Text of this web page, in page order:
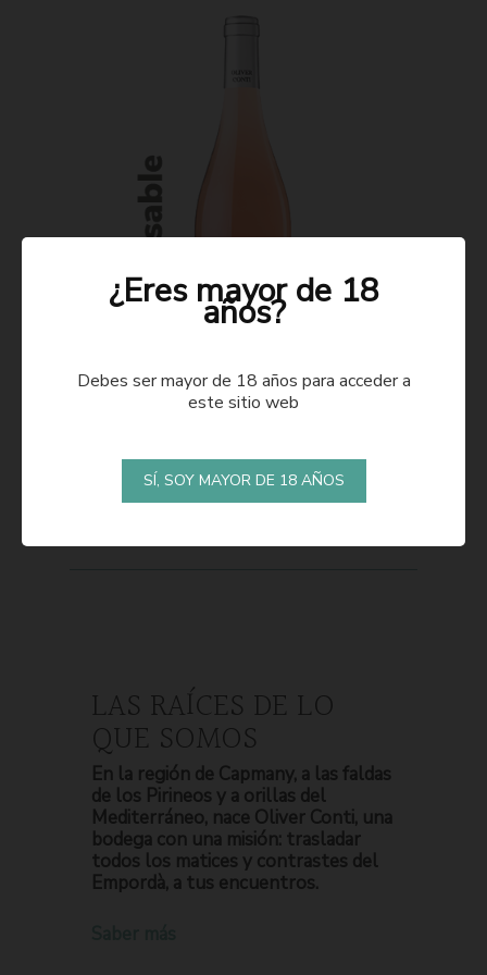
LAS RAÍCES DE LO
QUE SOMOS
En la región de Capmany, a las faldas
de los Pirineos y a orillas del
Mediterráneo, nace Oliver Conti, una
bodega con una misión: trasladar
todos los matices y contrastes del
Empordà, a tus encuentros.
¿Eres mayor de 18
años?
Debes ser mayor de 18 años para acceder a
este sitio web
SÍ, SOY MAYOR DE 18 AÑOS